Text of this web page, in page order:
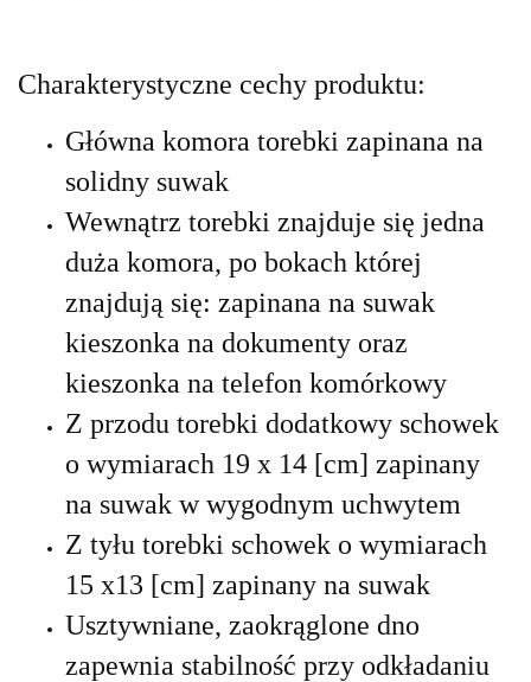
Charakterystyczne cechy produktu:
Główna komora torebki zapinana na
solidny suwak
Wewnątrz torebki znajduje się jedna
duża komora, po bokach której
znajdują się: zapinana na suwak
kieszonka na dokumenty oraz
kieszonka na telefon komórkowy
Z przodu torebki dodatkowy schowek
o wymiarach 19 x 14 [cm] zapinany
na suwak w wygodnym uchwytem
Z tyłu torebki schowek o wymiarach
15 x13 [cm] zapinany na suwak
Usztywniane, zaokrąglone dno
zapewnia stabilność przy odkładaniu